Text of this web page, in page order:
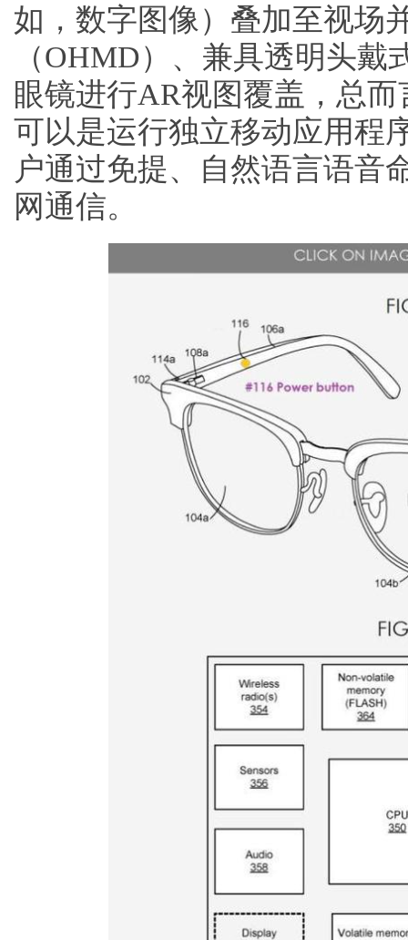
如，数字图像）叠加至视场
（OHMD）、兼具透明头
眼镜进行AR视图覆盖，总
可以是运行独立移动应用程
户通过免提、自然语言语音
网通信。